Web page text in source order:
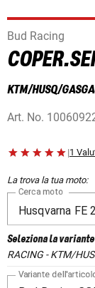
Bud Racing
KTM/HUSQ/
Art. No.
|1
La trova la tua moto:
Cerca moto
Seleziona la
RACING - KTM/
Variante